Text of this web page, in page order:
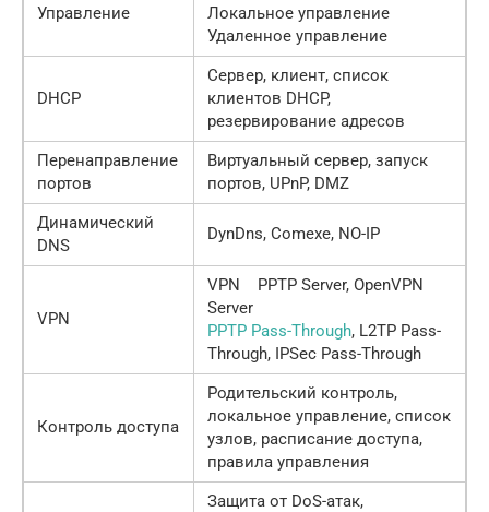
Управление
Локальное управление
Удаленное управление
DHCP
Сервер, клиент, список
клиентов DHCP,
резервирование адресов
Перенаправление
портов
Виртуальный сервер, запуск
портов, UPnP, DMZ
Динамический
DNS
DynDns, Comexe, NO-IP
VPN
VPN PPTP Server, OpenVPN
Server
PPTP Pass-Through, L2TP Pass-
Through, IPSec Pass-Through
Контроль доступа
Родительский контроль,
локальное управление, список
узлов, расписание доступа,
правила управления
Защита от DoS-атак,